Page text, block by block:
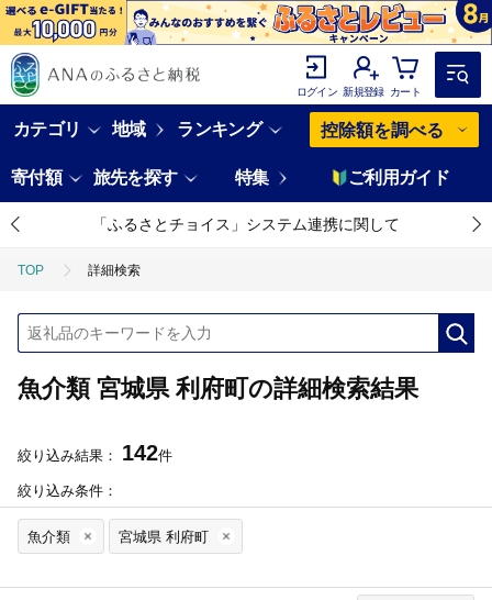
ログイン 新規登録 カート
カテゴリ 地域 ランキング 控除額を調べる
寄付額 旅先を探す 特集 ご利用ガイド
「ふるさとチョイス」システム連携に関して
TOP 詳細検索
魚介類 宮城県 利府町の詳細検索結果
絞り込み結果： 142件
絞り込み条件：
魚介類 宮城県 利府町